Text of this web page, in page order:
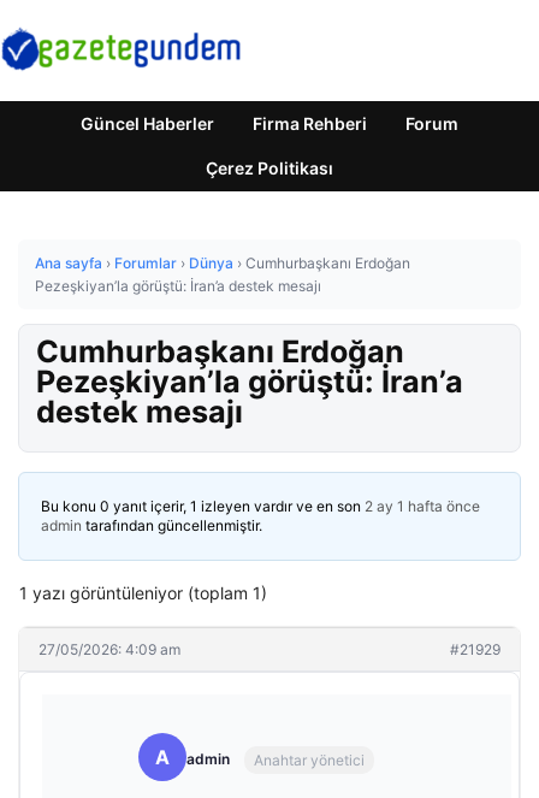
Güncel Haberler Firma Rehberi Forum
Çerez Politikası
Ana sayfa › Forumlar › Dünya › Cumhurbaşkanı Erdoğan
Pezeşkiyan’la görüştü: İran’a destek mesajı
Cumhurbaşkanı Erdoğan
Pezeşkiyan’la görüştü: İran’a
destek mesajı
Bu konu 0 yanıt içerir, 1 izleyen vardır ve en son 2 ay 1 hafta önce
admin tarafından güncellenmiştir.
1 yazı görüntüleniyor (toplam 1)
27/05/2026: 4:09 am #21929
A admin Anahtar yönetici